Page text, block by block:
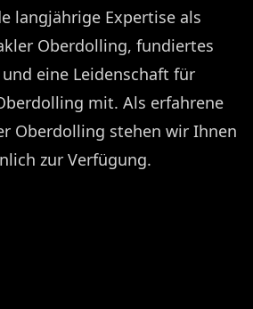
langjährige Expertise als
Oberdolling, fundiertes
und eine Leidenschaft für
mit. Als erfahrene
Oberdolling stehen wir Ihnen
zur Verfügung.